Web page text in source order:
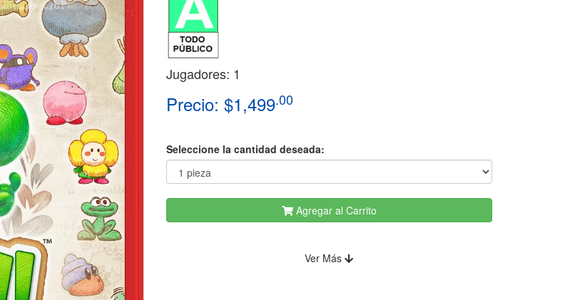
Jugadores: 1
Precio: $1,499.00
Seleccione la cantidad deseada:
Agregar al Carrito
Ver Más